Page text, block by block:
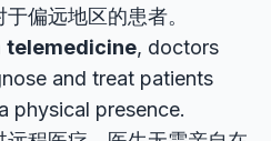
于偏远地区的患者。
telemedicine, doctors
and treat patients
physical presence.